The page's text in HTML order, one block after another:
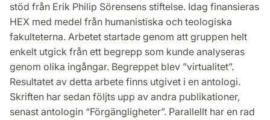
stöd från Erik Philip Sörensens stiftelse. Idag finansieras
HEX med medel från humanistiska och teologiska
fakulteterna. Arbetet startade genom att gruppen helt
enkelt utgick från ett begrepp som kunde analyseras
genom olika ingångar. Begreppet blev ”virtualitet”.
Resultatet av detta arbete finns utgivet i en antologi.
Skriften har sedan följts upp av andra publikationer,
senast antologin “Förgängligheter”. Parallellt har en rad